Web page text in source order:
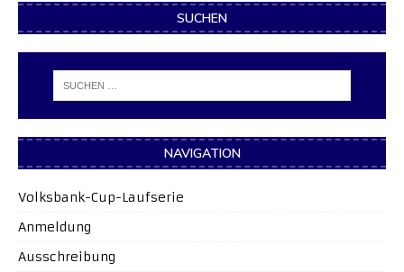
SUCHEN
NAVIGATION
Volksbank-Cup-Laufserie
Anmeldung
Ausschreibung